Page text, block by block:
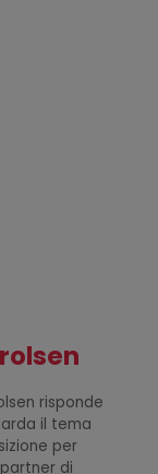
risponde
il tema
per
di